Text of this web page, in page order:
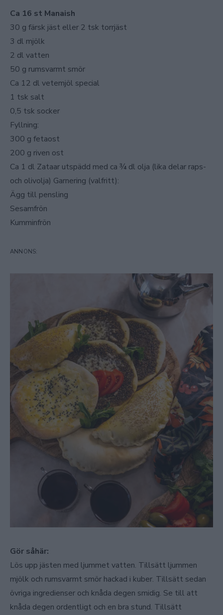
Ca 16 st Manaish
30 g färsk jäst eller 2 tsk torrjäst
3 dl mjölk
2 dl vatten
50 g rumsvarmt smör
Ca 12 dl vetemjöl special
1 tsk salt
0,5 tsk socker
Fyllning:
300 g fetaost
200 g riven ost
Ca 1 dl Zataar utspädd med ca ¾ dl olja (lika delar raps-
och olivolja) Garnering (valfritt):
Ägg till pensling
Sesamfrön
Kumminfrön
Gör såhär:
Lös upp jästen med ljummet vatten. Tillsätt ljummen
mjölk och rumsvarmt smör hackad i kuber. Tillsätt sedan
övriga ingredienser och knåda degen smidig. Se till att
knåda degen ordentligt och en bra stund. Tillsätt